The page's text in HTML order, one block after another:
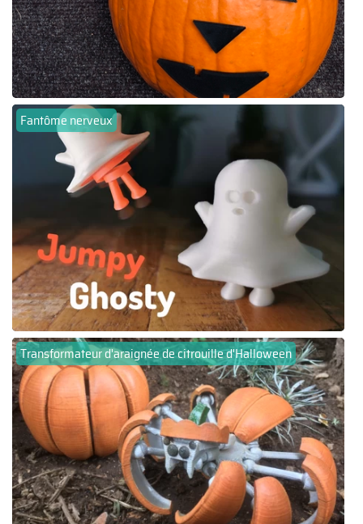
Fantôme nerveux
Transformateur d'araignée de citrouille d'Halloween